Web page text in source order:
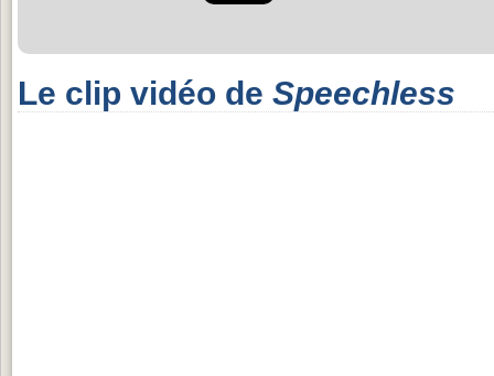
Le clip vidéo de Speechless